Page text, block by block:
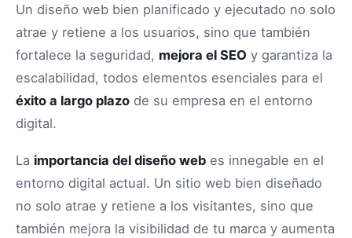
Un diseño web bien planificado y ejecutado no solo
atrae y retiene a los usuarios, sino que también
fortalece la seguridad, mejora el SEO y garantiza la
escalabilidad, todos elementos esenciales para el
éxito a largo plazo de su empresa en el entorno
digital.
La importancia del diseño web es innegable en el
entorno digital actual. Un sitio web bien diseñado
no solo atrae y retiene a los visitantes, sino que
también mejora la visibilidad de tu marca y aumenta